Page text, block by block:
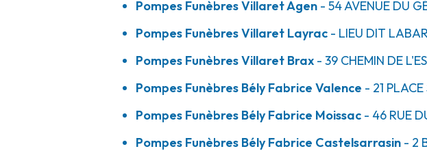
Pompes Funèbres Bély Fabrice - Beaumont-de-
44.9km
20 Rue Timoko, Lieu Dit Grand Pin-ZI BORDEVILLE II-82500 Beaumont-de-
Pompes Funèbres Villaret Agen - 54 AVENUE DU
Pompes Funèbres Villaret Layrac - LIEU DIT
Pompes Funèbres Villaret Brax - 39 CHEMIN DE
Pompes Funèbres Bély Fabrice Valence - 21
Pompes Funèbres Bély Fabrice Moissac - 46 RUE
Pompes Funèbres Bély Fabrice Castelsarrasin - 2